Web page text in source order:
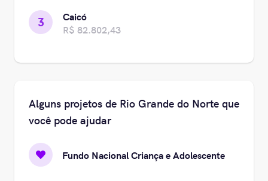
3
Caicó
R$ 82.802,43
Alguns projetos de Rio Grande do Norte que
você pode ajudar
Fundo Nacional Criança e Adolescente